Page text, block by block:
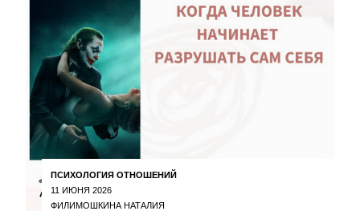
ПСИХОЛОГИЯ ОТНОШЕНИЙ
11 ИЮНЯ 2026
ФИЛИМОШКИНА НАТАЛИЯ